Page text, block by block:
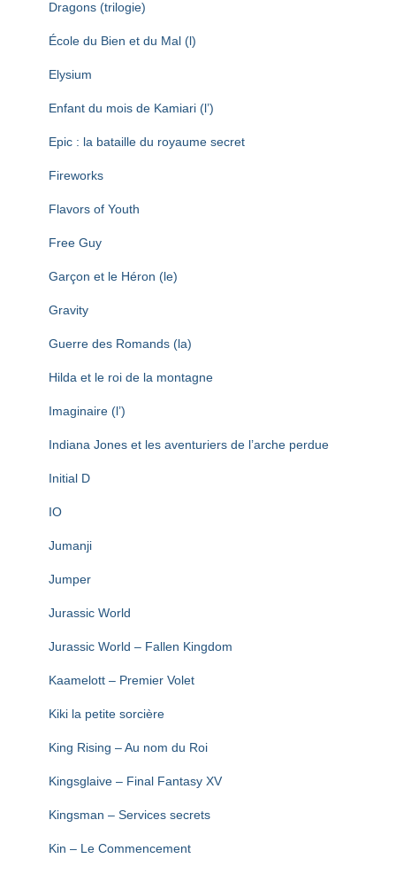
Dragons (trilogie)
École du Bien et du Mal (l)
Elysium
Enfant du mois de Kamiari (l’)
Epic : la bataille du royaume secret
Fireworks
Flavors of Youth
Free Guy
Garçon et le Héron (le)
Gravity
Guerre des Romands (la)
Hilda et le roi de la montagne
Imaginaire (l’)
Indiana Jones et les aventuriers de l’arche perdue
Initial D
IO
Jumanji
Jumper
Jurassic World
Jurassic World – Fallen Kingdom
Kaamelott – Premier Volet
Kiki la petite sorcière
King Rising – Au nom du Roi
Kingsglaive – Final Fantasy XV
Kingsman – Services secrets
Kin – Le Commencement